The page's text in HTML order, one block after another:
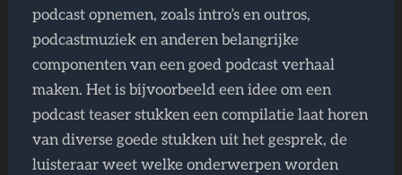
podcast opnemen, zoals intro’s en outros,
podcastmuziek en anderen belangrijke
componenten van een goed podcast verhaal
maken. Het is bijvoorbeeld een idee om een
podcast teaser stukken een compilatie laat horen
van diverse goede stukken uit het gesprek, de
luisteraar weet welke onderwerpen worden